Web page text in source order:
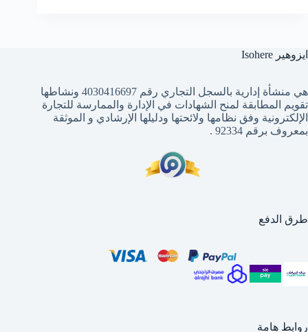
ايزوهير Isohere
هي منشأة إدارية بالسجل التجاري رقم 4030416697 ونشاطها
تقويم المطابقة لمنح الشهادات في الإدارة والممارسة للتجارة
الإلكترونية وفق نظامها ولائحتها ودليلها الإرشادي و الموثقة
بمعروف برقم 92334 .
طرق الدفع
روابط هامة